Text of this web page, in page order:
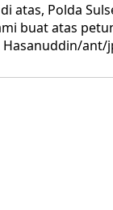
atas, Polda
buat atas
ant/